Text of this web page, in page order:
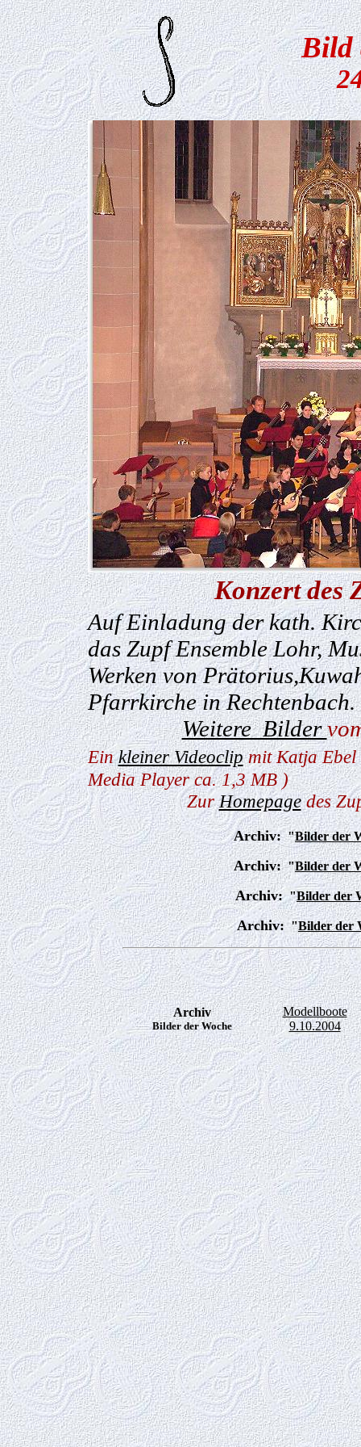
Bild
Konzert des
Auf Einladung der kath.
das Zupf Ensemble Lohr,
Werken von
Pfarrkirche in Rechtenbach.
Weitere Bilder
Einkleiner Videoclipmit Katja Ebel
Media Player ca. 1,3 MB )
ZurHomepagedes
Archiv:"Bilder der
Archiv:"Bilder der
Archiv:"Bilder der
Archiv: "Bilder der
Archiv
Bilder der Woche
Modellboote
9.10.2004